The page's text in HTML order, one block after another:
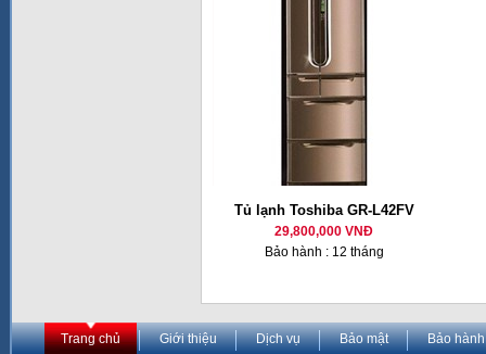
Tủ lạnh Toshiba GR-L42FV
29,800,000 VNĐ
Bảo hành : 12 tháng
Trang chủ Giới thiệu Dịch vụ Bảo mật Bảo hành